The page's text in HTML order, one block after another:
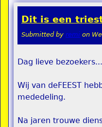
Dit is een
Submitted by remi on
Dag lieve
Wij van deFEEST
mededeling.
Na jaren trouwe